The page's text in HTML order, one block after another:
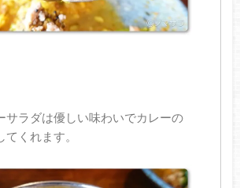
サラダは優しい味わいでカレーの
くれます。